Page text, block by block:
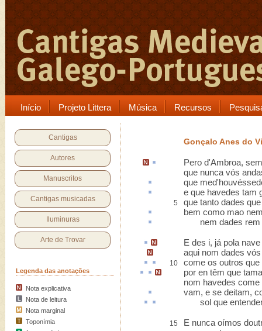
Início Projeto Littera Música Recursos
Cantigas
Autores
Manuscritos
Cantigas musicadas
Iluminuras
Arte de Trovar
Legenda das anotações
Nota explicativa
Nota de leitura
Nota marginal
Toponímia
Gonçalo Anes do
Pero d'Ambroa,
que nunca vós
que
e que havedes tam
5
que tanto dades
bem como mao
nem dades rem
E des i, já pola
aqui nom dades
10 come os outros que
por en têm que
nom havedes come
vam, e se deitam,
sol que
15
E nunca oímos